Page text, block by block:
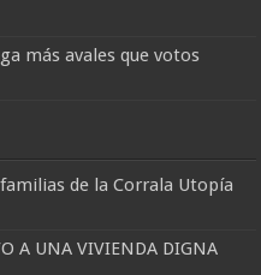
más avales que votos
de la Corrala Utopía
A UNA VIVIENDA DIGNA